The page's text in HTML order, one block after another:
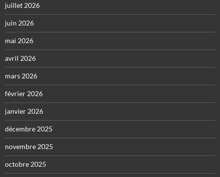
juillet 2026
juin 2026
mai 2026
avril 2026
mars 2026
février 2026
janvier 2026
décembre 2025
novembre 2025
octobre 2025